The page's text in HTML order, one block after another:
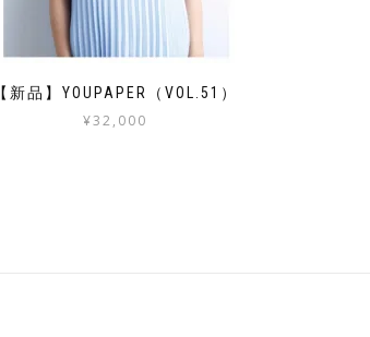
【新品】YOUPAPER（VOL.51）
¥32,000